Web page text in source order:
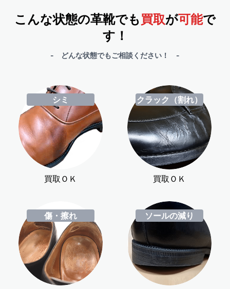
こんな状態の革靴でも買取が可能で
す！
- どんな状態でもご相談ください！ -
シミ
買取ＯＫ
クラック（割れ）
買取ＯＫ
傷・擦れ ソールの減り